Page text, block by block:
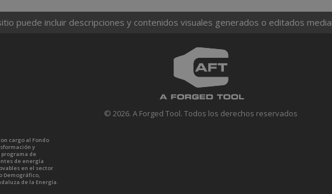
puede incluir descripciones y contenidos visuales generados o editados
© 2026. A Forged Tool. Todos los derechos reservados
cargo al Fondo
y
de
de energía
en el sector
Demográfico,
de la Energía.